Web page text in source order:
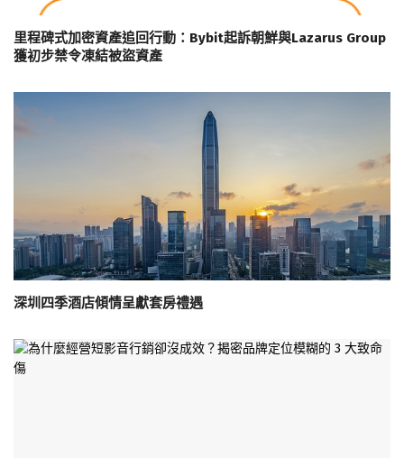
里程碑式加密資產追回行動：Bybit起訴朝鮮與Lazarus Group
獲初步禁令凍結被盜資產
深圳四季酒店傾情呈獻套房禮遇